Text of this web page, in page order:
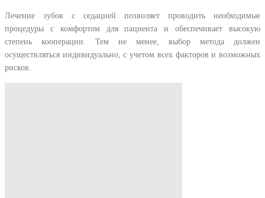
Лечение зубов с седацией позволяет проводить необходимые
процедуры с комфортом для пациента и обеспечивает высокую
степень кооперации. Тем не менее, выбор метода должен
осуществляться индивидуально, с учетом всех факторов и возможных
рисков.